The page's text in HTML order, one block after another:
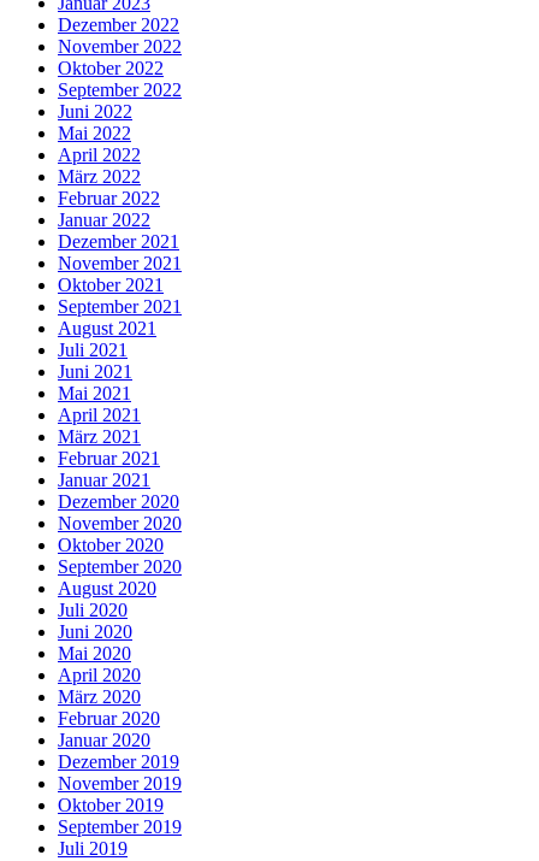
Dezember 2022
November 2022
Oktober 2022
September 2022
Juni 2022
Mai 2022
April 2022
März 2022
Februar 2022
Januar 2022
Dezember 2021
November 2021
Oktober 2021
September 2021
August 2021
Juli 2021
Juni 2021
Mai 2021
April 2021
März 2021
Februar 2021
Januar 2021
Dezember 2020
November 2020
Oktober 2020
September 2020
August 2020
Juli 2020
Juni 2020
Mai 2020
April 2020
März 2020
Februar 2020
Januar 2020
Dezember 2019
November 2019
Oktober 2019
September 2019
Juli 2019